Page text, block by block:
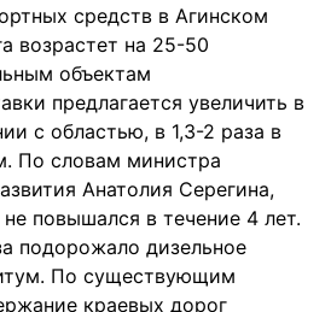
средств в Агинском
возрастет на 25-50
объектам
предлагается увеличить в
с областью, в 1,3-2 раза в
По словам министра
Анатолия Серегина,
повышался в течение 4 лет.
подорожало дизельное
По существующим
краевых дорог